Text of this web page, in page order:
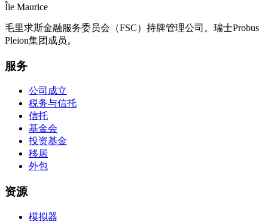
Île Maurice
毛里求斯金融服务委员会（FSC）持牌管理公司。瑞士Probus
Pleion集团成员。
服务
公司成立
税务与信托
信托
基金会
投资基金
移居
外包
资源
模拟器